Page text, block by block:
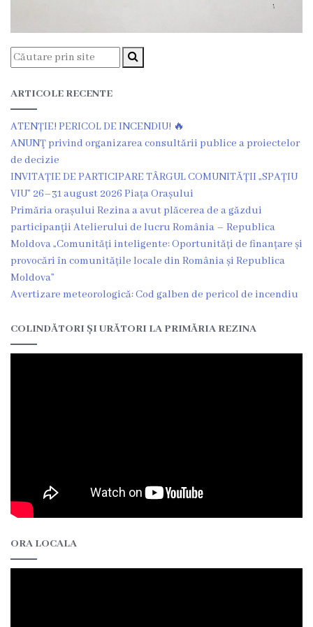
,,Servicii
Comunal
-
Locative”
or.Rezina.
Î.M
,,
Piața
comercială
a
Rezina”
Consiliul
Consiliului
ARTICOLE RECENTE
ATENȚIE! PERICOL DE INCENDIU! 🔥
ANUNŢ privind organizarea consultării publice a proiectelor
de decizie
INVITAȚIE DE PARTICIPARE TÂRGUL COMUNITĂȚII „SPAȚIU
VIU” 26–31 august 2026 Piața Orașului
Primăria orașului Rezina a avut plăcerea de a găzdui
participanții Atelierului de lucru România – Republica
Moldova „Comunități inteligente: Oportunități de finanțare și
provocări în comunitățile locale din România și Republica
Moldova”
Avertizare meteorologică: Cod galben de pericol de incendiu
COLINDĂTORI ȘI URĂTORI LA PRIMĂRIA REZINA
ORA LOCALA